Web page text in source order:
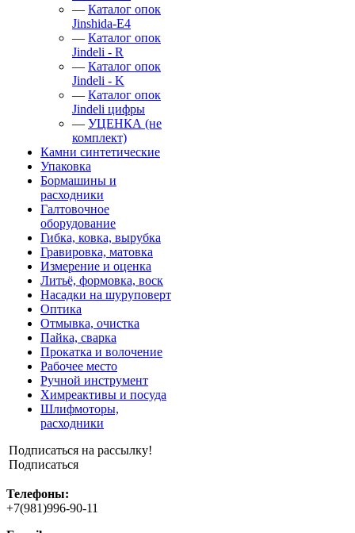
— Каталог опок
Jinshida-Е4
— Каталог опок
Jindeli - R
— Каталог опок
Jindeli - K
— Каталог опок
Jindeli цифры
— УЦЕНКА (не
комплект)
Камни синтетические
Упаковка
Бормашины и
расходники
Галтовочное
оборудование
Гибка, ковка, вырубка
Гравировка, матовка
Измерение и оценка
Литьё, формовка, воск
Насадки на шуруповерт
Оптика
Отмывка, очистка
Пайка, сварка
Прокатка и волочение
Рабочее место
Ручной инструмент
Химреактивы и посуда
Шлифмоторы,
расходники
Подписаться на рассылку!
Подписаться
Телефоны:
+7(981)996-90-11